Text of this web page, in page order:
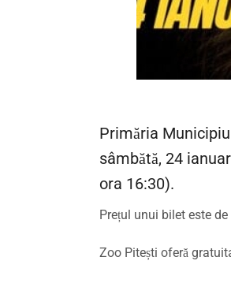
Primăria
sâmbătă, 24
ora 16:30).
Prețul unui bilet este
Zoo Pitești oferă